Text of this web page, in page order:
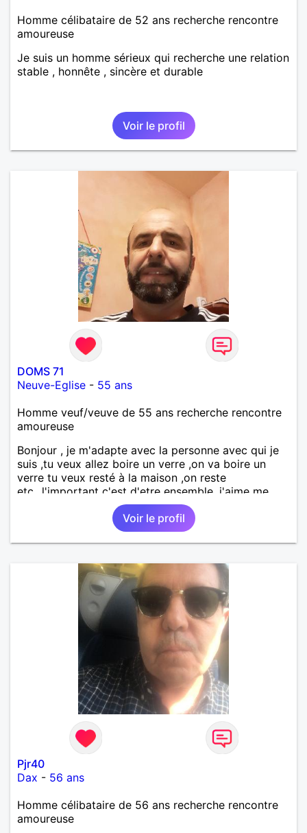
Homme célibataire de 52 ans recherche rencontre
amoureuse
Je suis un homme sérieux qui recherche une relation
stable , honnête , sincère et durable
Voir le profil
DOMS 71
Neuve-Eglise - 55 ans
Homme veuf/veuve de 55 ans recherche rencontre
amoureuse
Bonjour , je m'adapte avec la personne avec qui je
suis ,tu veux allez boire un verre ,on va boire un
verre tu veux resté à la maison ,on reste
etc...l'important c'est d'etre ensemble .j'aime me
balader , faire du sport , regarder des film , aller au
théatre etc et j'aime par dessus tous rire
Voir le profil
Pjr40
Dax - 56 ans
Homme célibataire de 56 ans recherche rencontre
amoureuse